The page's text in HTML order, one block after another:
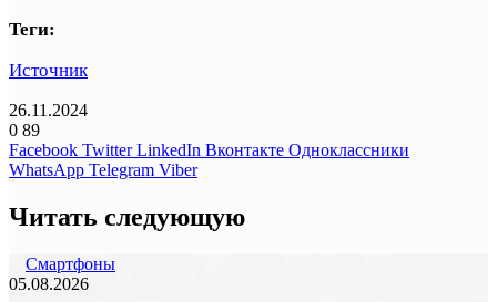
Теги:
Источник
26.11.2024
0 89
Facebook Twitter LinkedIn Вконтакте Одноклассники
WhatsApp Telegram Viber
Читать следующую
Смартфоны
05.08.2026